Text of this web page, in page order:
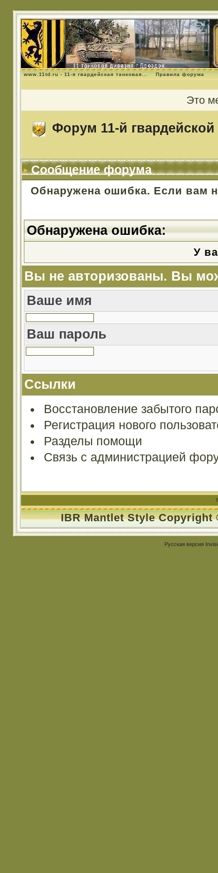
www.11td.ru - 11-я гвардейская танковая... Правила форума
Это
Форум 11-й гвардейской
Сообщение форума
Обнаружена ошибка. Если вам
Обнаружена ошибка:
У
Вы не авторизованы. Вы
Ваше имя
Ваш пароль
Ссылки
Восстановление забытого
Регистрация нового
Разделы помощи
Связь с администрацией
IBR Mantlet Style Copyright
Русская версия